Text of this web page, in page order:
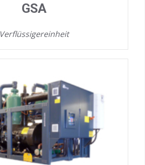
GSA
Verflüssigereinheit